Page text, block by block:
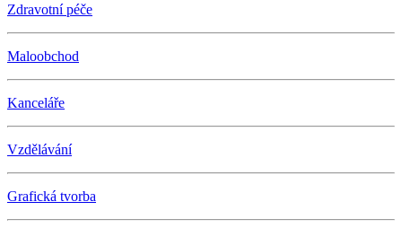
Zdravotní péče
Maloobchod
Kanceláře
Vzdělávání
Grafická tvorba